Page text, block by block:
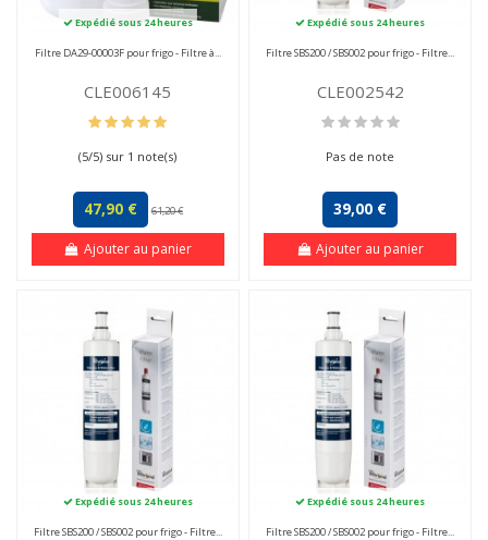
Expédié sous 24 heures
Filtre DA29-00003F pour frigo - Filtre à...
CLE006145
(5/5) sur 1 note(s)
47,90 € 61,20 €
Ajouter au panier
Expédié sous 24 heures
Filtre SBS200 / SBS002 pour frigo - Filtre...
CLE002542
Pas de note
39,00 €
Ajouter au panier
Expédié sous 24 heures
Filtre SBS200 / SBS002 pour frigo - Filtre...
Expédié sous 24 heures
Filtre SBS200 / SBS002 pour frigo - Filtre...